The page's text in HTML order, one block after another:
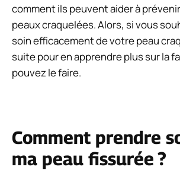
comment ils peuvent aider à
peaux craquelées. Alors, si vous
soin efficacement de votre peau
suite pour en apprendre plus sur la
pouvez le faire.
Comment prendre
ma peau fissurée ?